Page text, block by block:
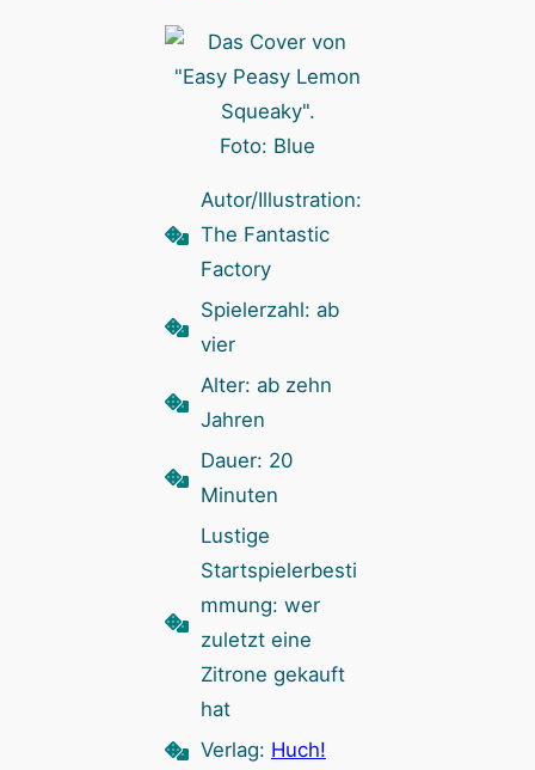
Foto: Blue
Autor/Illustration:
The Fantastic
Factory
Spielerzahl: ab
vier
Alter: ab zehn
Jahren
Dauer: 20
Minuten
Lustige
Startspielerbesti
mmung: wer
zuletzt eine
Zitrone gekauft
hat
Verlag: Huch!